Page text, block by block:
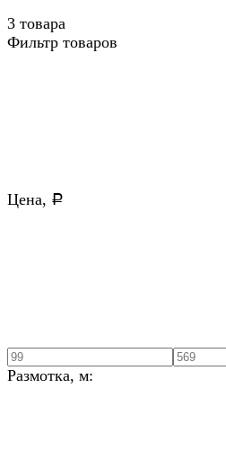
3 товара
Фильтр товаров
Цена, Р
Размотка, м: